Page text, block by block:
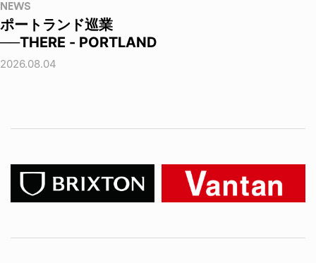
NEWS
ポートランド巡業
──THERE - PORTLAND
2026.08.04